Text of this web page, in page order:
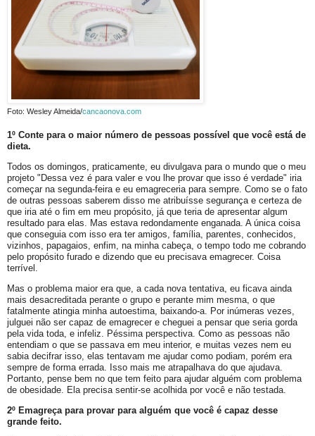
Foto: Wesley Almeida/cancaonova.com
1º Conte para o maior número de pessoas possível que você está de
dieta.
Todos os domingos, praticamente, eu divulgava para o mundo que o meu
projeto "Dessa vez é para valer e vou lhe provar que isso é verdade" iria
começar na segunda-feira e eu emagreceria para sempre. Como se o fato
de outras pessoas saberem disso me atribuísse segurança e certeza de
que iria até o fim em meu propósito, já que teria de apresentar algum
resultado para elas. Mas estava redondamente enganada. A única coisa
que conseguia com isso era ter amigos, família, parentes, conhecidos,
vizinhos, papagaios, enfim, na minha cabeça, o tempo todo me cobrando
pelo propósito furado e dizendo que eu precisava emagrecer. Coisa
terrível.
Mas o problema maior era que, a cada nova tentativa, eu ficava ainda
mais desacreditada perante o grupo e perante mim mesma, o que
fatalmente atingia minha autoestima, baixando-a. Por inúmeras vezes,
julguei não ser capaz de emagrecer e cheguei a pensar que seria gorda
pela vida toda, e infeliz. Péssima perspectiva. Como as pessoas não
entendiam o que se passava em meu interior, e muitas vezes nem eu
sabia decifrar isso, elas tentavam me ajudar como podiam, porém era
sempre de forma errada. Isso mais me atrapalhava do que ajudava.
Portanto, pense bem no que tem feito para ajudar alguém com problema
de obesidade. Ela precisa sentir-se acolhida por você e não testada.
2º Emagreça para provar para alguém que você é capaz desse
grande feito.